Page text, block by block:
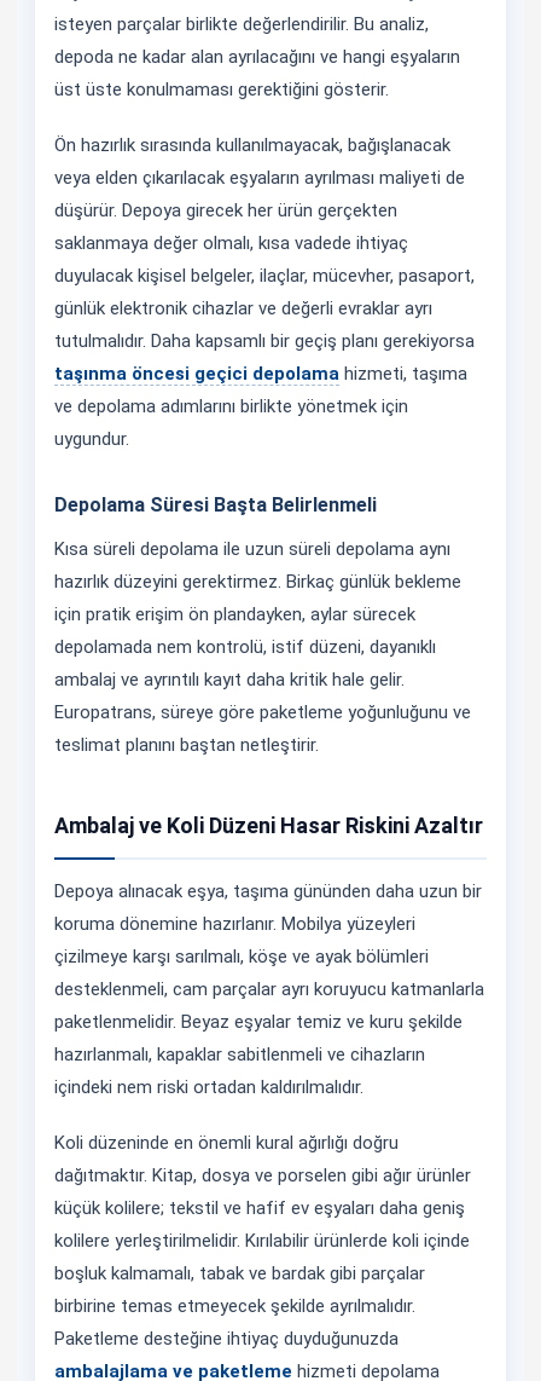
isteyen parçalar birlikte değerlendirilir. Bu analiz,
depoda ne kadar alan ayrılacağını ve hangi eşyaların
üst üste konulmaması gerektiğini gösterir.
Ön hazırlık sırasında kullanılmayacak, bağışlanacak
veya elden çıkarılacak eşyaların ayrılması maliyeti de
düşürür. Depoya girecek her ürün gerçekten
saklanmaya değer olmalı, kısa vadede ihtiyaç
duyulacak kişisel belgeler, ilaçlar, mücevher, pasaport,
günlük elektronik cihazlar ve değerli evraklar ayrı
tutulmalıdır. Daha kapsamlı bir geçiş planı gerekiyorsa
taşınma öncesi geçici depolama hizmeti, taşıma
ve depolama adımlarını birlikte yönetmek için
uygundur.
Depolama Süresi Başta Belirlenmeli
Kısa süreli depolama ile uzun süreli depolama aynı
hazırlık düzeyini gerektirmez. Birkaç günlük bekleme
için pratik erişim ön plandayken, aylar sürecek
depolamada nem kontrolü, istif düzeni, dayanıklı
ambalaj ve ayrıntılı kayıt daha kritik hale gelir.
Europatrans, süreye göre paketleme yoğunluğunu ve
teslimat planını baştan netleştirir.
Ambalaj ve Koli Düzeni Hasar Riskini Azaltır
Depoya alınacak eşya, taşıma gününden daha uzun bir
koruma dönemine hazırlanır. Mobilya yüzeyleri
çizilmeye karşı sarılmalı, köşe ve ayak bölümleri
desteklenmeli, cam parçalar ayrı koruyucu katmanlarla
paketlenmelidir. Beyaz eşyalar temiz ve kuru şekilde
hazırlanmalı, kapaklar sabitlenmeli ve cihazların
içindeki nem riski ortadan kaldırılmalıdır.
Koli düzeninde en önemli kural ağırlığı doğru
dağıtmaktır. Kitap, dosya ve porselen gibi ağır ürünler
küçük kolilere; tekstil ve hafif ev eşyaları daha geniş
kolilere yerleştirilmelidir. Kırılabilir ürünlerde koli içinde
boşluk kalmamalı, tabak ve bardak gibi parçalar
birbirine temas etmeyecek şekilde ayrılmalıdır.
Paketleme desteğine ihtiyaç duyduğunuzda
ambalajlama ve paketleme hizmeti depolama